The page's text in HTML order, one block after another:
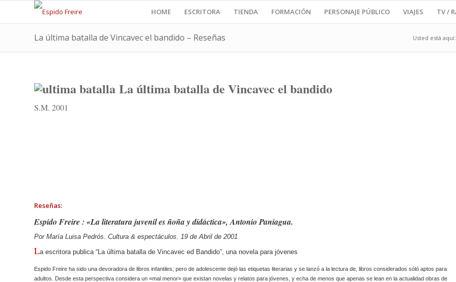
HOME ESCRITORA TIENDA FORMACIÓN PERSONAJE PÚBLICO VIAJES TV /
La última batalla de Vincavec el bandido – Reseñas Usted está aquí:
La última batalla de Vincavec el bandido
S.M. 2001
Reseñas:
Espido Freire : «La literatura juvenil es ñoña y didáctica», Antonio Paniagua.
Por María Luisa Pedrós. Cultura & espectáculos. 19 de Abril de 2001
La escritora publica “La última batalla de Vincavec ed Bandido”, una novela para jóvenes
Espido Freire ha sido una devoradora de libros infantiles; pero de adolescente dejó las etiquetas literarias y se lanzó a la lectura de, libros considerados sóló aptos para
adultos. Desde esta perspectiva considera un «mal menor» que existan novelas y relatos para jóvenes, y echa de menos que apenas se lean en la actualidad obras de